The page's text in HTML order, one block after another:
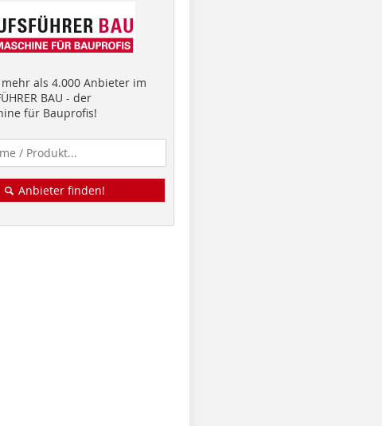
als 4.000 Anbieter im
BAU - der
für Bauprofis!
Anbieter finden!